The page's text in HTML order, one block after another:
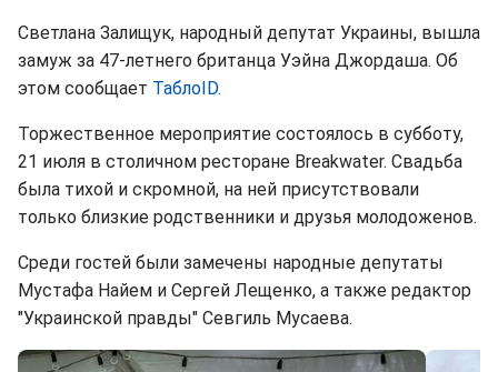
Светлана Залищук, народный депутат Украины, вышла
замуж за 47-летнего британца Уэйна Джордаша. Об
этом сообщает TaблоID.
Торжественное мероприятие состоялось в субботу,
21 июля в столичном ресторане Breakwater. Свадьба
была тихой и скромной, на ней присутствовали
только близкие родственники и друзья молодоженов.
Среди гостей были замечены народные депутаты
Мустафа Найем и Сергей Лещенко, а также редактор
"Украинской правды" Севгиль Мусаева.